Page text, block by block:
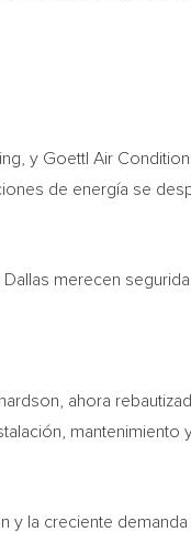
y Goettl Air
de energía se
Dallas merecen
, ahora
mantenimiento
y la creciente